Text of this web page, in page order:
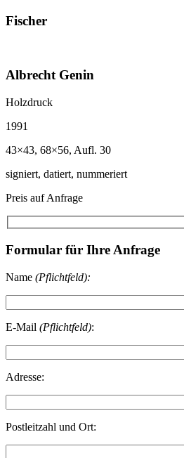
Fischer
Albrecht Genin
Holzdruck
1991
43×43, 68×56, Aufl. 30
signiert, datiert, nummeriert
Preis auf Anfrage
Formular für Ihre Anfrage
Name (Pflichtfeld):
E-Mail (Pflichtfeld):
Adresse:
Postleitzahl und Ort: